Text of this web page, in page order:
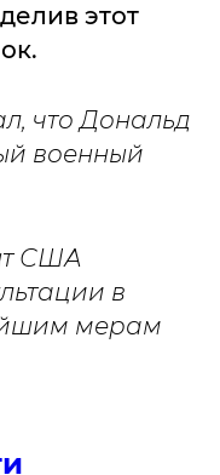
этот
что Дональд
военный
США
в
мерам